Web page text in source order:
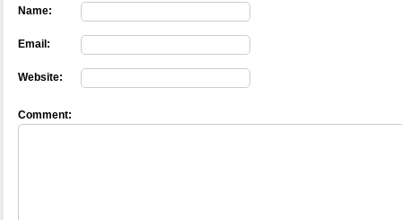
Name:
Email:
Website:
Comment: